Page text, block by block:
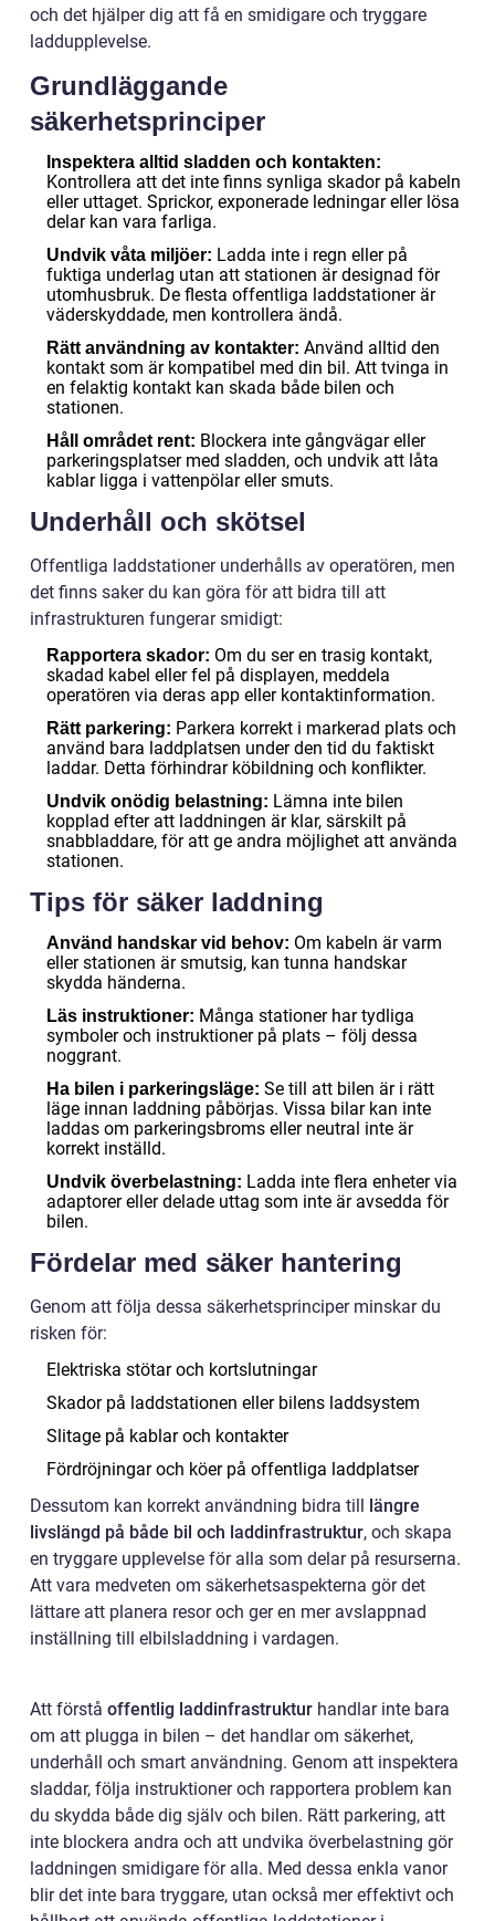
och det hjälper dig att få en smidigare och tryggare
laddupplevelse.
Grundläggande
säkerhetsprinciper
Inspektera alltid sladden och kontakten:
Kontrollera att det inte finns synliga skador på kabeln
eller uttaget. Sprickor, exponerade ledningar eller lösa
delar kan vara farliga.
Undvik våta miljöer: Ladda inte i regn eller på
fuktiga underlag utan att stationen är designad för
utomhusbruk. De flesta offentliga laddstationer är
väderskyddade, men kontrollera ändå.
Rätt användning av kontakter: Använd alltid den
kontakt som är kompatibel med din bil. Att tvinga in
en felaktig kontakt kan skada både bilen och
stationen.
Håll området rent: Blockera inte gångvägar eller
parkeringsplatser med sladden, och undvik att låta
kablar ligga i vattenpölar eller smuts.
Underhåll och skötsel
Offentliga laddstationer underhålls av operatören, men
det finns saker du kan göra för att bidra till att
infrastrukturen fungerar smidigt:
Rapportera skador: Om du ser en trasig kontakt,
skadad kabel eller fel på displayen, meddela
operatören via deras app eller kontaktinformation.
Rätt parkering: Parkera korrekt i markerad plats och
använd bara laddplatsen under den tid du faktiskt
laddar. Detta förhindrar köbildning och konflikter.
Undvik onödig belastning: Lämna inte bilen
kopplad efter att laddningen är klar, särskilt på
snabbladdare, för att ge andra möjlighet att använda
stationen.
Tips för säker laddning
Använd handskar vid behov: Om kabeln är varm
eller stationen är smutsig, kan tunna handskar
skydda händerna.
Läs instruktioner: Många stationer har tydliga
symboler och instruktioner på plats – följ dessa
noggrant.
Ha bilen i parkeringsläge: Se till att bilen är i rätt
läge innan laddning påbörjas. Vissa bilar kan inte
laddas om parkeringsbroms eller neutral inte är
korrekt inställd.
Undvik överbelastning: Ladda inte flera enheter via
adaptorer eller delade uttag som inte är avsedda för
bilen.
Fördelar med säker hantering
Genom att följa dessa säkerhetsprinciper minskar du
risken för:
Elektriska stötar och kortslutningar
Skador på laddstationen eller bilens laddsystem
Slitage på kablar och kontakter
Fördröjningar och köer på offentliga laddplatser
Dessutom kan korrekt användning bidra till längre
livslängd på både bil och laddinfrastruktur, och skapa
en tryggare upplevelse för alla som delar på resurserna.
Att vara medveten om säkerhetsaspekterna gör det
lättare att planera resor och ger en mer avslappnad
inställning till elbilsladdning i vardagen.
Att förstå offentlig laddinfrastruktur handlar inte bara
om att plugga in bilen – det handlar om säkerhet,
underhåll och smart användning. Genom att inspektera
sladdar, följa instruktioner och rapportera problem kan
du skydda både dig själv och bilen. Rätt parkering, att
inte blockera andra och att undvika överbelastning gör
laddningen smidigare för alla. Med dessa enkla vanor
blir det inte bara tryggare, utan också mer effektivt och